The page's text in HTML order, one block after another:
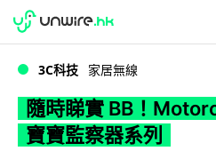
WWDC 2026
3C科技 家居無線
隨時睇實 BB！
寶寶監察器系列